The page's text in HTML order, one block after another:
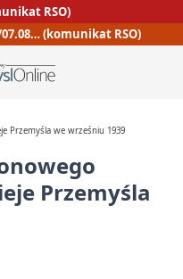
RSO)
07.08… (komunikat RSO)
Przemyśla we wrześniu 1939
Przemyśla